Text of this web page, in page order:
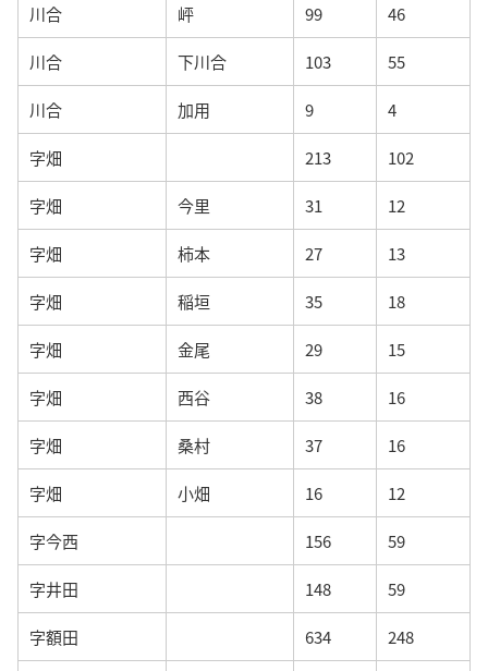
川合 岼 99 46
川合 下川合 103 55
川合 加用 9 4
字畑 213 102
字畑 今里 31 12
字畑 柿本 27 13
字畑 稲垣 35 18
字畑 金尾 29 15
字畑 西谷 38 16
字畑 桑村 37 16
字畑 小畑 16 12
字今西 156 59
字井田 148 59
字額田 634 248